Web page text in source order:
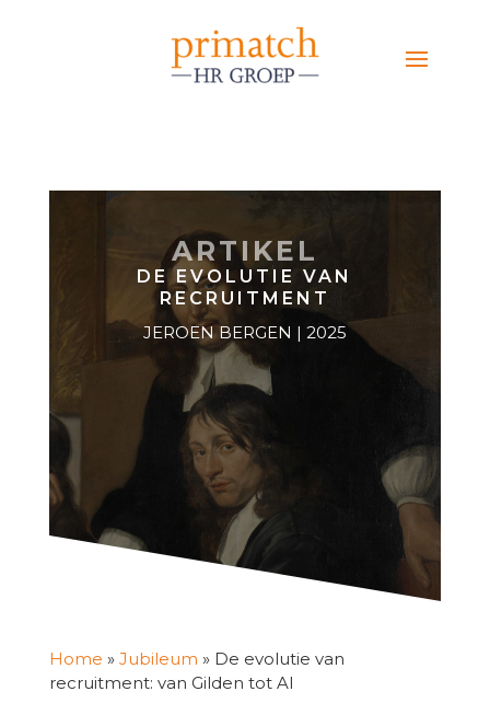
ARTIKEL
DE EVOLUTIE VAN
RECRUITMENT
JEROEN BERGEN | 2025
Home » Jubileum » De evolutie van
recruitment: van Gilden tot AI